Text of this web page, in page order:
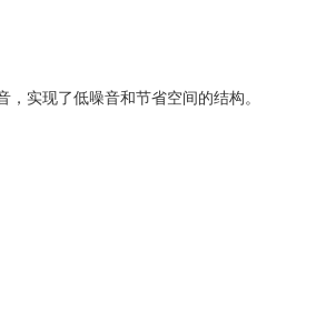
，实现了低噪音和节省空间的结构。